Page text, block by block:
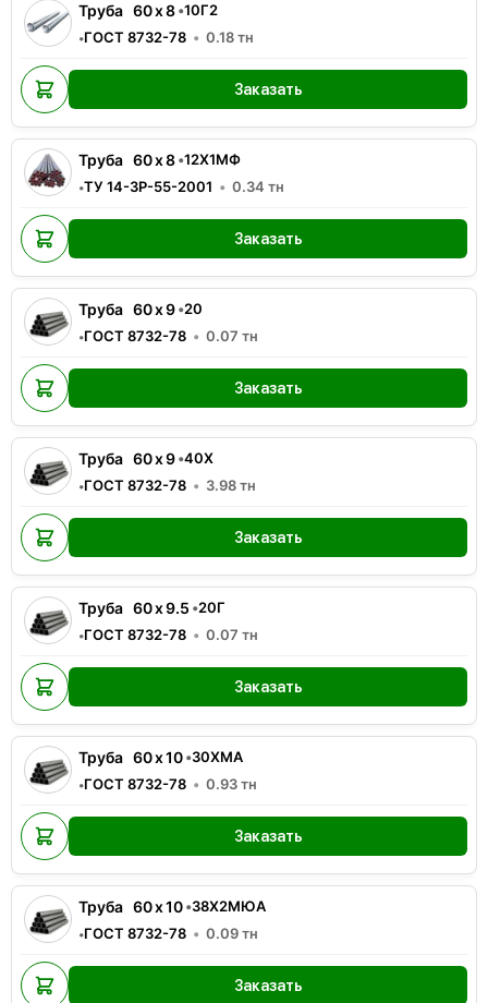
Труба 60x8•10Г2
•ГОСТ 8732-78 0.18тн
Заказать
Труба 60x8•12Х1МФ
•ТУ 14-3Р-55-2001 0.34 тн
Заказать
Труба 60x9•20
•ГОСТ 8732-78 0.07 тн
Заказать
Труба 60x9•40Х
•ГОСТ 8732-78 3.98тн
Заказать
Труба 60x9.5 •20Г
•ГОСТ 8732-78 0.07 тн
Заказать
Труба 60x10•30ХМА
•ГОСТ 8732-78 0.93тн
Заказать
Труба 60x10•38Х2МЮА
•ГОСТ 8732-78 0.09тн
Заказать